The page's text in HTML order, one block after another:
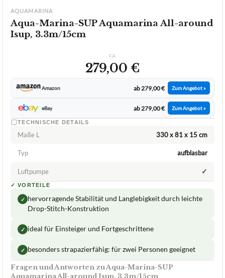
AQUAMARINA
Aqua-Marina-SUP Aquamarina All-around
Isup, 3.3m/15cm
ca.
279,00 €
Amazon ab 279,00 € Zum Angebot »
eBay ab 279,00 € Zum Angebot »
TECHNISCHE DETAILS
Maße L 330 x 81 x 15 cm
Typ aufblasbar
Luftpumpe ✓
✓ VORTEILE
✓ hervorragende Stabilität und Langlebigkeit durch leichte
Drop-Stitch-Konstruktion
✓ ideal für Einsteiger und Fortgeschrittene
✓ besonders strapazierfähig: für zwei Personen geeignet
Fragen und Antworten zu Aqua-Marina-SUP